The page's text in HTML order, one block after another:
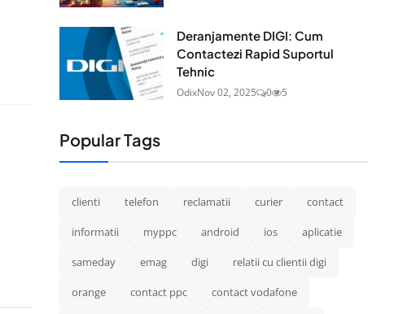
Deranjamente DIGI: Cum
Contactezi Rapid Suportul
Tehnic
OdixNov 02, 2025 0 5
Popular Tags
clienti telefon reclamatii curier contact
informatii myppc android ios aplicatie
sameday emag digi relatii cu clientii digi
orange contact ppc contact vodafone